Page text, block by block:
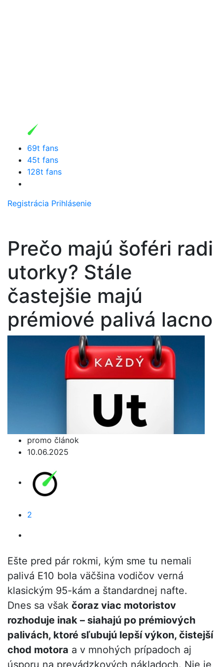
69t fans
45t fans
128t fans
Registrácia Prihlásenie
Prečo majú šoféri radi
utorky? Stále
častejšie majú
prémiové palivá lacno
promo článok
10.06.2025
2
Ešte pred pár rokmi, kým sme tu nemali
palivá E10 bola väčšina vodičov verná
klasickým 95-kám a štandardnej nafte.
Dnes sa však čoraz viac motoristov
rozhoduje inak – siahajú po prémiových
palivách, ktoré sľubujú lepší výkon, čistejší
chod motora a v mnohých prípadoch aj
úsporu na prevádzkových nákladoch. Nie je